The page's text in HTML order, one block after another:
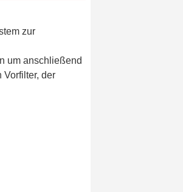
zur
um anschließend
Vorfilter, der